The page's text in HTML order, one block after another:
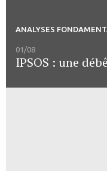
ANALYSES
01/08
IPSOS : une